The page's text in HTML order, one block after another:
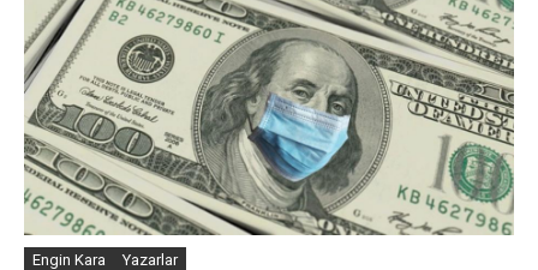
Engin Kara Yazarlar